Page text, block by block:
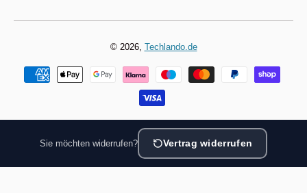
© 2026, Techlando.de
Zahlungsmethoden
Sie möchten widerrufen? Vertrag widerrufen